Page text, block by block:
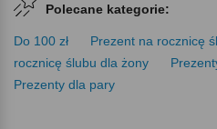
Polecane kategorie:
Do 100 zł Prezent na rocznicę
rocznicę ślubu dla żony
Prezenty dla pary